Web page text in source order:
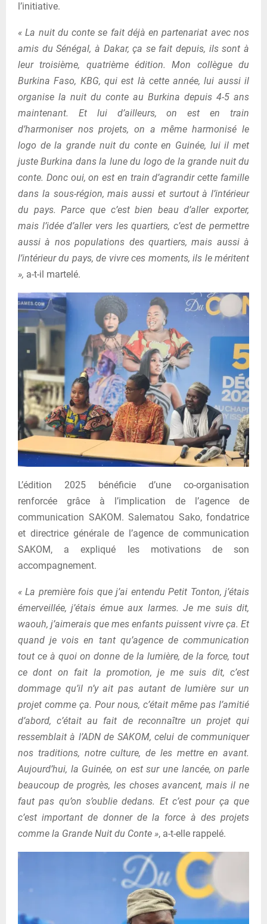
l’initiative.
« La nuit du conte se fait déjà en partenariat avec nos
amis du Sénégal, à Dakar, ça se fait depuis, ils sont à
leur troisième, quatrième édition. Mon collègue du
Burkina Faso, KBG, qui est là cette année, lui aussi il
organise la nuit du conte au Burkina depuis 4-5 ans
maintenant. Et lui d’ailleurs, on est en train
d’harmoniser nos projets, on a même harmonisé le
logo de la grande nuit du conte en Guinée, lui il met
juste Burkina dans la lune du logo de la grande nuit du
conte. Donc oui, on est en train d’agrandir cette famille
dans la sous-région, mais aussi et surtout à l’intérieur
du pays. Parce que c’est bien beau d’aller exporter,
mais l’idée d’aller vers les quartiers, c’est de permettre
aussi à nos populations des quartiers, mais aussi à
l’intérieur du pays, de vivre ces moments, ils le méritent
», a-t-il martelé.
L’édition 2025 bénéficie d’une co-organisation
renforcée grâce à l’implication de l’agence de
communication SAKOM. Salematou Sako, fondatrice
et directrice générale de l’agence de communication
SAKOM, a expliqué les motivations de son
accompagnement.
« La première fois que j’ai entendu Petit Tonton, j’étais
émerveillée, j’étais émue aux larmes. Je me suis dit,
waouh, j’aimerais que mes enfants puissent vivre ça. Et
quand je vois en tant qu’agence de communication
tout ce à quoi on donne de la lumière, de la force, tout
ce dont on fait la promotion, je me suis dit, c’est
dommage qu’il n’y ait pas autant de lumière sur un
projet comme ça. Pour nous, c’était même pas l’amitié
d’abord, c’était au fait de reconnaître un projet qui
ressemblait à l’ADN de SAKOM, celui de communiquer
nos traditions, notre culture, de les mettre en avant.
Aujourd’hui, la Guinée, on est sur une lancée, on parle
beaucoup de progrès, les choses avancent, mais il ne
faut pas qu’on s’oublie dedans. Et c’est pour ça que
c’est important de donner de la force à des projets
comme la Grande Nuit du Conte », a-t-elle rappelé.